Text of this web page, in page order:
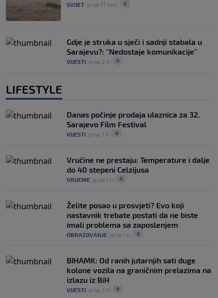
SVIJET prije 17 min 0
Gdje je struka u sječi i sadnji stabala u
Sarajevu?: "Nedostaje komunikacije"
VIJESTI prije 2 h 0
LIFESTYLE
Danas počinje prodaja ulaznica za 32.
Sarajevo Film Festival
VIJESTI prije 1 h 0
Vrućine ne prestaju: Temperature i dalje
do 40 stepeni Celzijusa
VRIJEME prije 1 h 0
Želite posao u prosvjeti? Evo koji
nastavnik trebate postati da ne biste
imali problema sa zaposlenjem
OBRAZOVANJE prije 1 h 0
BIHAMK: Od ranih jutarnjih sati duge
kolone vozila na graničnim prelazima na
izlazu iz BiH
VIJESTI prije 2 h 0